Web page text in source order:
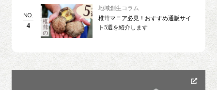
NO.
4
地域創生コラム
椎茸マニア必見！おすすめ通販サイ
ト5選を紹介します